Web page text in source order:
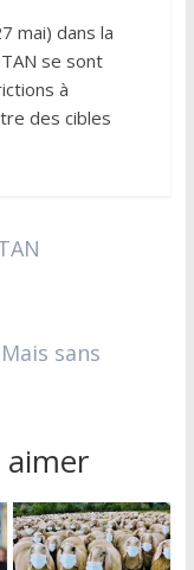
mai) dans la
se sont
à
des cibles
sans
aimer